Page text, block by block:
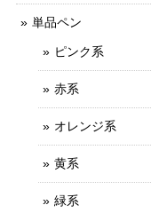
単品ペン
ピンク系
赤系
オレンジ系
黄系
緑系